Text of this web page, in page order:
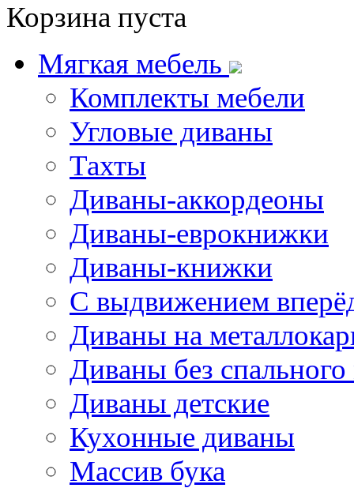
Корзина пуста
Мягкая мебель
Комплекты мебели
Угловые диваны
Тахты
Диваны-аккордеоны
Диваны-еврокнижки
Диваны-книжки
С выдвижением
Диваны на
Диваны без спального
Диваны детские
Кухонные диваны
Массив бука